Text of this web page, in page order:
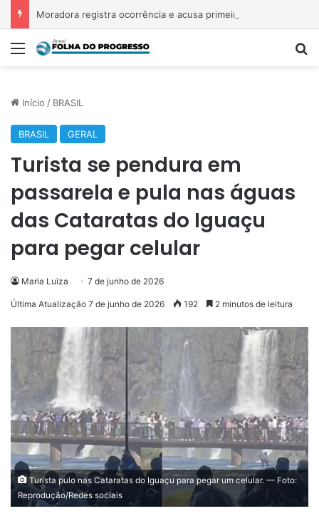
Menu
Início / BRASIL
BRASIL GERAL
Turista se pendura em
passarela e pula nas águas
das Cataratas do Iguaçu
para pegar celular
Maria Luiza 7 de junho de 2026
Última Atualização 7 de junho de 2026 192 2 minutos de leitura
Turista pulo nas Cataratas do Iguaçu para pegar um celular. — Foto:
Reprodução/Redes sociais